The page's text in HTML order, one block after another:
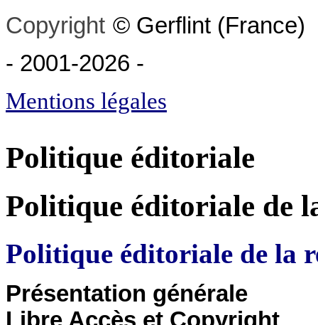
Copyright © Gerflint (France)
- 2001-2026 -
Mentions légales
Politique éditoriale
Politique éditoriale de
Politique éditoriale de la
Présentation générale